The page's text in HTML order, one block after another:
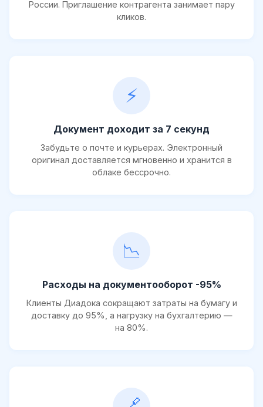
России. Приглашение контрагента занимает пару
кликов.
⚡
Документ доходит за 7 секунд
Забудьте о почте и курьерах. Электронный
оригинал доставляется мгновенно и хранится в
облаке бессрочно.
📉
Расходы на документооборот -95%
Клиенты Диадока сокращают затраты на бумагу и
доставку до 95%, а нагрузку на бухгалтерию —
на 80%.